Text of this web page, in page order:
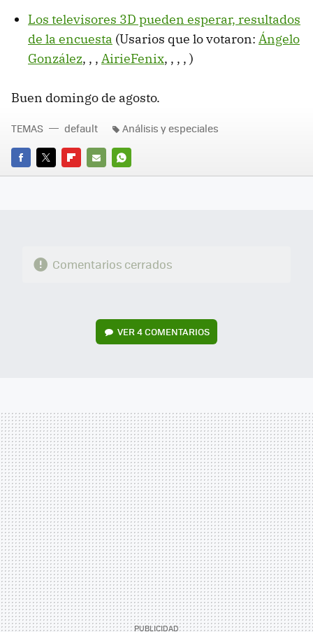
Los televisores 3D pueden esperar, resultados
de la encuesta (Usarios que lo votaron: Ángelo
González, , , AirieFenix, , , , )
Buen domingo de agosto.
FACEBOOK
TWITTERFLIPBOARD
E-
WHATSAPP
TEMAS default Análisis y especiales
Comentarios cerrados
VER 4 COMENTARIOS